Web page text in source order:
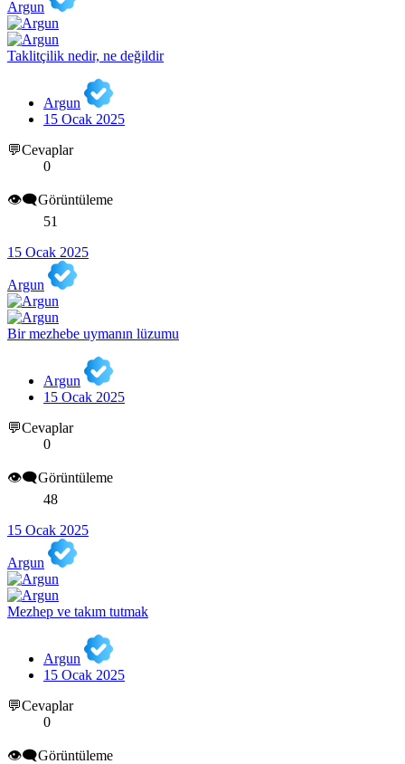
Argun
Taklitçilik nedir, ne değildir
Argun
15 Ocak 2025
💬Cevaplar
0
👁️‍🗨️Görüntüleme
51
15 Ocak 2025
Argun
Bir mezhebe uymanın lüzumu
Argun
15 Ocak 2025
💬Cevaplar
0
👁️‍🗨️Görüntüleme
48
15 Ocak 2025
Argun
Mezhep ve takım tutmak
Argun
15 Ocak 2025
💬Cevaplar
0
👁️‍🗨️Görüntüleme